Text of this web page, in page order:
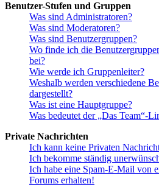
Benutzer-Stufen und Gruppen
Was sind Administratoren?
Was sind Moderatoren?
Was sind Benutzergruppen?
Wo finde ich die
bei?
Wie werde ich Gruppenleiter?
Weshalb werden verschiedene
dargestellt?
Was ist eine Hauptgruppe?
Was bedeutet der „Das Team“-
Private Nachrichten
Ich kann keine Privaten
Ich bekomme ständig
Ich habe eine Spam-E-Mail von
Forums erhalten!